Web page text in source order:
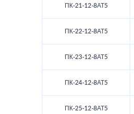
ПК-21-12-8АТ5
ПК-22-12-8АТ5
ПК-23-12-8АТ5
ПК-24-12-8АТ5
ПК-25-12-8АТ5